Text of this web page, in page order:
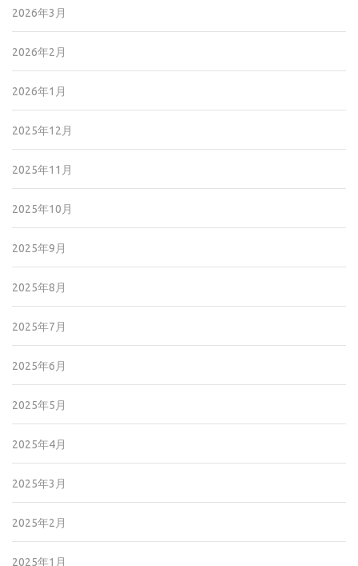
2026年3月
2026年2月
2026年1月
2025年12月
2025年11月
2025年10月
2025年9月
2025年8月
2025年7月
2025年6月
2025年5月
2025年4月
2025年3月
2025年2月
2025年1月